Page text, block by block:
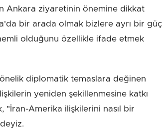
Ankara ziyaretinin önemine dikkat
bir arada olmak bizlere ayrı bir güç
olduğunu özellikle ifade etmek
diplomatik temaslara değinen
yeniden şekillenmesine katkı
"İran-Amerika ilişkilerini nasıl bir